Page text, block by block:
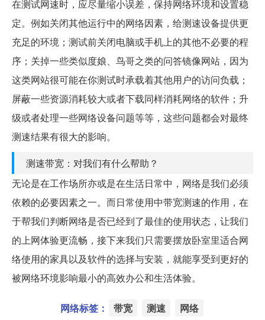
在测试网速时，应尽量缩小误差，保持网络环境和设置稳
定。例如关闭其他运行中的网络因素，给测速设备提供更
充足的环境；测试前关闭电脑或手机上的其他不必要的程
序；关掉一些类似度娘、鸟哥之类的问答镜像网站，因为
这类网站很可能在你测试时承载着其他用户的访问负载；
屏蔽一些资源消耗较大或者下载同样消耗网络的软件；升
级或者处理一些网络设备问题等等，这些问题都会对最终
测速结果有很大的影响。
测速带宽：对我们有什么帮助？
无论是在工作场所亦或是在生活日常中，网络是我们必须
依赖的必要因素之一。而日常使用中带宽测速的作用，在
于帮我们判断网络是否已经到了最佳的使用状态，让我们
的上网体验更流畅，接下来我们只需要摆放卧室里适合网
络使用的家具以及软件的选择与安装，就能享受到更好的
被网络环境影响最小的高效办公和生活体验。
网络标签： 带宽 测速 网络